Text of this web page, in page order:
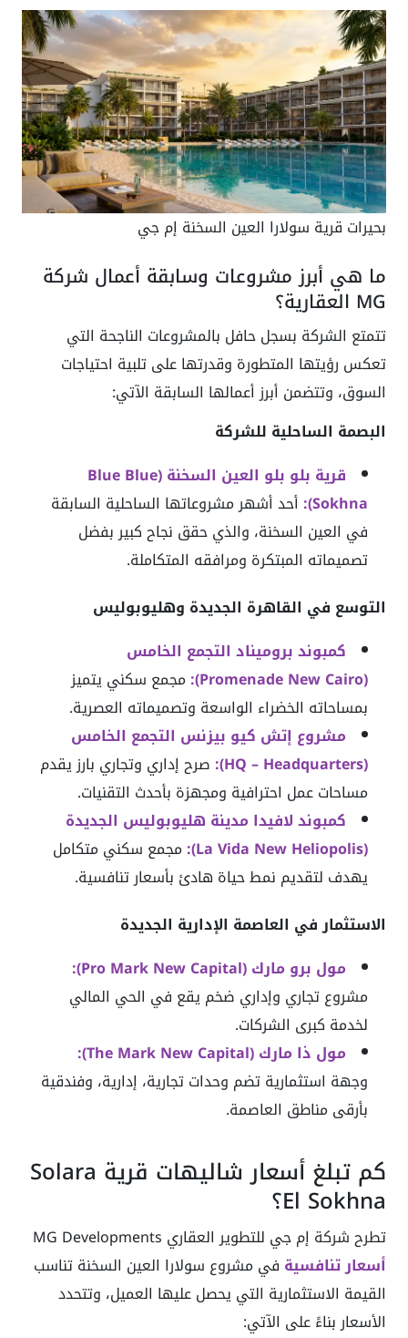
بحيرات قرية سولارا العين السخنة إم جي
ما هي أبرز مشروعات وسابقة أعمال شركة
MG العقارية؟
تتمتع الشركة بسجل حافل بالمشروعات الناجحة التي
تعكس رؤيتها المتطورة وقدرتها على تلبية احتياجات
السوق، وتتضمن أبرز أعمالها السابقة الآتي:
البصمة الساحلية للشركة
قرية بلو بلو العين السخنة (Blue Blue
Sokhna): أحد أشهر مشروعاتها الساحلية السابقة
في العين السخنة، والذي حقق نجاح كبير بفضل
تصميماته المبتكرة ومرافقه المتكاملة.
التوسع في القاهرة الجديدة وهليوبوليس
كمبوند بروميناد التجمع الخامس
(Promenade New Cairo):
مجمع سكني يتميز
بمساحاته الخضراء الواسعة وتصميماته العصرية.
مشروع إتش كيو بيزنس التجمع الخامس
(HQ – Headquarters):
صرح إداري وتجاري بارز يقدم
مساحات عمل احترافية ومجهزة بأحدث التقنيات.
كمبوند لافيدا مدينة هليوبوليس الجديدة
(La Vida New Heliopolis):
مجمع سكني متكامل
يهدف لتقديم نمط حياة هادئ بأسعار تنافسية.
الاستثمار في العاصمة الإدارية الجديدة
مول برو مارك (Pro Mark New Capital):
مشروع تجاري وإداري ضخم يقع في الحي المالي
لخدمة كبرى الشركات.
مول ذا مارك (The Mark New Capital):
وجهة استثمارية تضم وحدات تجارية، إدارية، وفندقية
بأرقى مناطق العاصمة.
كم تبلغ أسعار شاليهات قرية Solara
El Sokhna؟
تطرح شركة إم جي للتطوير العقاري MG Developments
أسعار تنافسية في مشروع سولارا العين السخنة تناسب
القيمة الاستثمارية التي يحصل عليها العميل، وتتحدد
الأسعار بناءً على الآتي: